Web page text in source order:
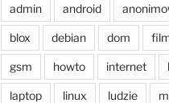
admin android
blox debian dom
gsm howto internet
laptop linux ludzie